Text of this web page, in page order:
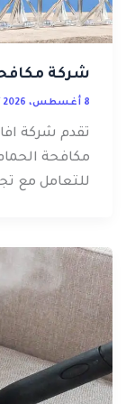
شركة
8 أغسطس، 2026
تقدم شركة
مكافحة
للتعامل مع